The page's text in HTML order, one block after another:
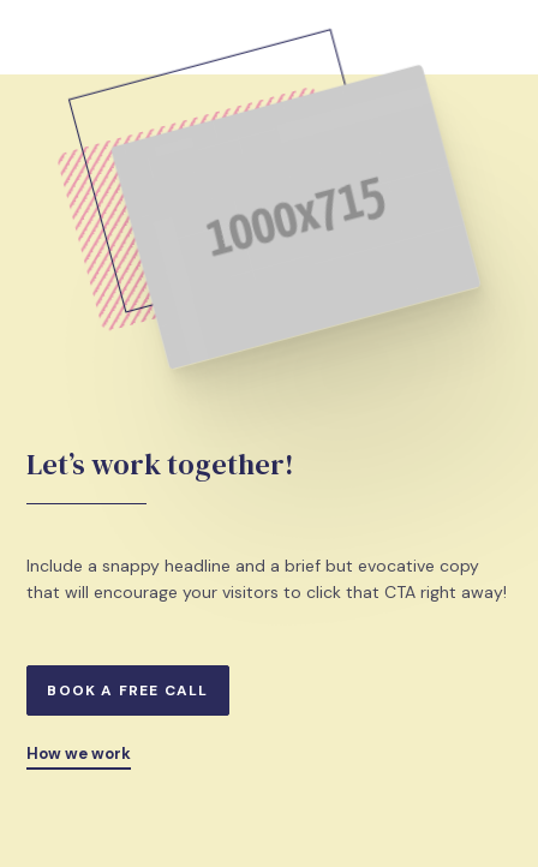
Let’s work together!
Include a snappy headline and a brief but evocative copy
that will encourage your visitors to click that CTA right away!
BOOK A FREE CALL
How we work